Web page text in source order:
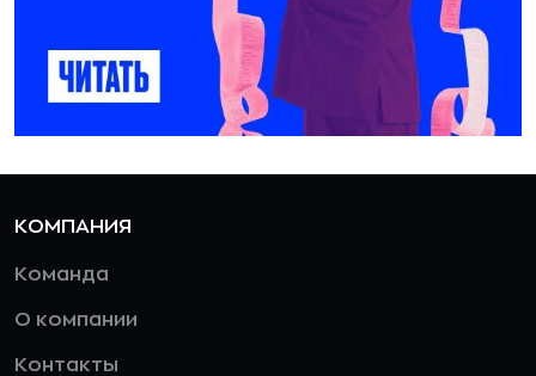
КОМПАНИЯ
Команда
О компании
Контакты